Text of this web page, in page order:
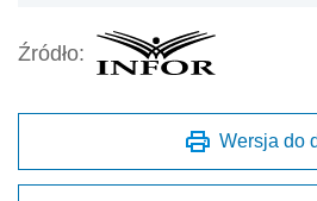
Źródło:
Wersja do